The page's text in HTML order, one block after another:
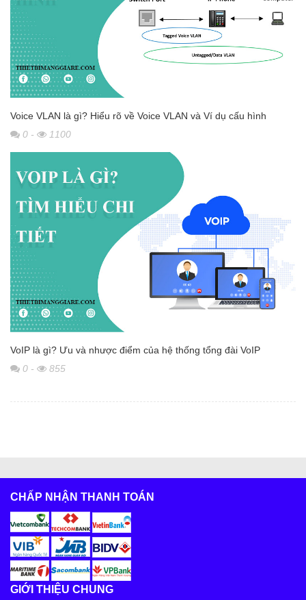
Voice VLAN là gì? Hiểu rõ về Voice VLAN và Ví dụ cấu hình
0 - 1100
VoIP là gì? Ưu và nhược điểm của hệ thống tổng đài VoIP
0 - 855
CHẤP NHẬN THANH TOÁN
GIỚI THIỆU CHUNG